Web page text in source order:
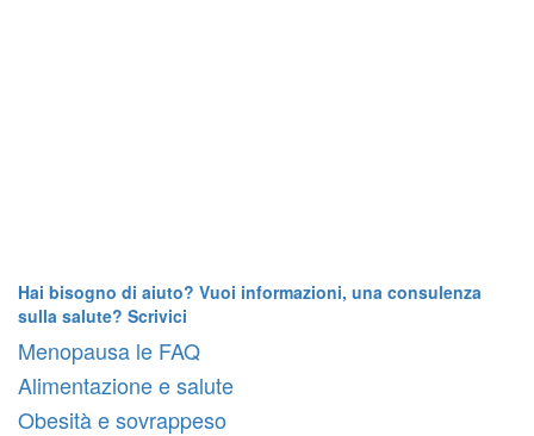
Hai bisogno di aiuto? Vuoi informazioni, una consulenza
sulla salute? Scrivici
Menopausa le FAQ
Alimentazione e salute
Obesità e sovrappeso